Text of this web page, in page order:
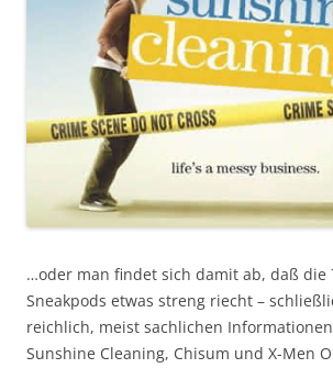
…oder man findet sich damit ab, daß die
Sneakpods etwas streng riecht –
reichlich, meist sachlichen
Sunshine Cleaning, Chisum und X-Men